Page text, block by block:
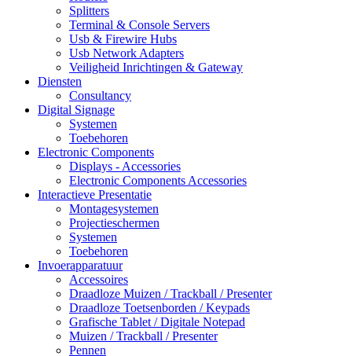
Splitters
Terminal & Console Servers
Usb & Firewire Hubs
Usb Network Adapters
Veiligheid Inrichtingen & Gateway
Diensten
Consultancy
Digital Signage
Systemen
Toebehoren
Electronic Components
Displays - Accessories
Electronic Components Accessories
Interactieve Presentatie
Montagesystemen
Projectieschermen
Systemen
Toebehoren
Invoerapparatuur
Accessoires
Draadloze Muizen / Trackball / Presenter
Draadloze Toetsenborden / Keypads
Grafische Tablet / Digitale Notepad
Muizen / Trackball / Presenter
Pennen